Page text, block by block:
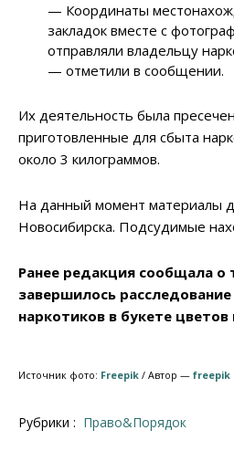
— Координаты
закладок вместе с
отправляли владельцу
— отметили в сообщении.
Их деятельность была
приготовленные для сбыта
около 3 килограммов.
На данный момент материалы
Новосибирска. Подсудимые
Ранее редакция сообщала о
завершилось расследование
наркотиков в букете
Источник фото: Freepik / Автор — freepik
Рубрики : Право&Порядок